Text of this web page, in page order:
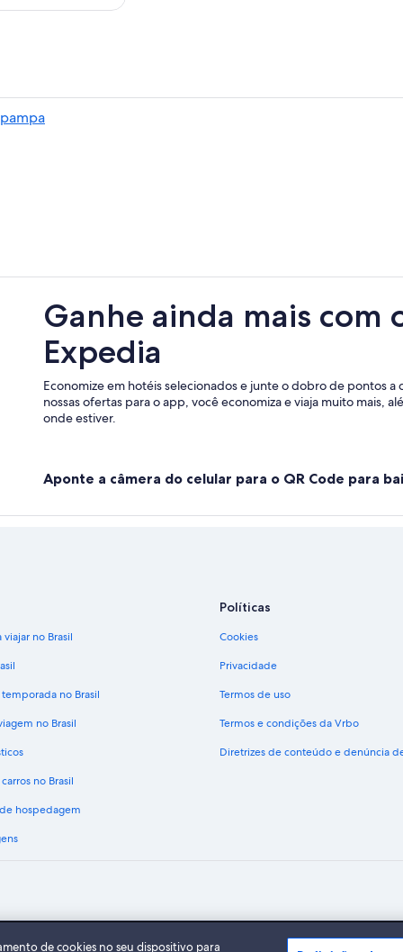
Ganhe ainda mais com
Expedia
Economize em hotéis selecionados e junte o dobro de pontos a
nossas ofertas para o app, você economiza e viaja muito mais,
onde estiver.
Aponte a câmera do celular para o QR Code para
viajar no Brasil
no Brasil
no Brasil
no Brasil
hospedagem
Políticas
Cookies
Privacidade
Termos de uso
Termos e condições da Vrbo
Diretrizes de conteúdo e denúncia
Expedia Group. Todos os direitos reservados Expedia e o logotipo da Expedia
de cookies no seu dispositivo para